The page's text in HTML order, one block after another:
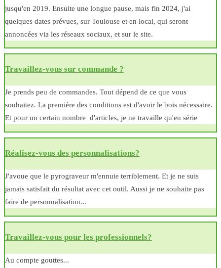
jusqu'en 2019. Ensuite une longue pause, mais fin 2024, j'ai
quelques dates prévues, sur Toulouse et en local, qui seront
annoncées via les réseaux sociaux, et sur le site.
Travaillez-vous sur commande ?
Je prends peu de commandes. Tout dépend de ce que vous
souhaitez. La première des conditions est d'avoir le bois nécessaire.
Et pour un certain nombre d'articles, je ne travaille qu'en série
Réalisez-vous des personnalisations?
J'avoue que le pyrograveur m'ennuie terriblement. Et je ne suis
jamais satisfait du résultat avec cet outil. Aussi je ne souhaite pas
faire de personnalisation...
Travaillez-vous pour les professionnels?
Au compte gouttes...